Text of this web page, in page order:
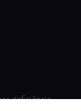
deficiência